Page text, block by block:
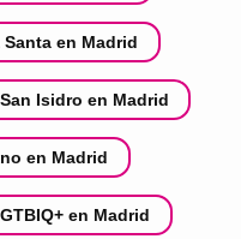
en Madrid
Isidro en Madrid
en Madrid
en Madrid